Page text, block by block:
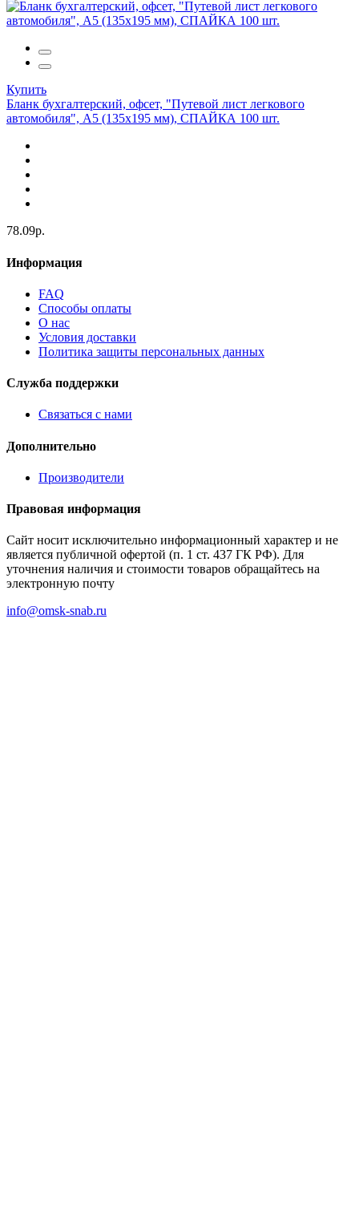
Купить
Бланк бухгалтерский, офсет, "Путевой лист легкового
автомобиля", А5 (135х195 мм), СПАЙКА 100 шт.
78.09р.
Информация
FAQ
Способы оплаты
О нас
Условия доставки
Политика защиты персональных данных
Служба поддержки
Связаться с нами
Дополнительно
Производители
Правовая информация
Сайт носит исключительно информационный характер и не
является публичной офертой (п. 1 ст. 437 ГК РФ). Для
уточнения наличия и стоимости товаров обращайтесь на
электронную почту
info@omsk-snab.ru